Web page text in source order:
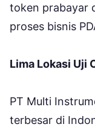
token prabayar
proses bisnis
Lima Lokasi Uji
PT Multi
terbesar di